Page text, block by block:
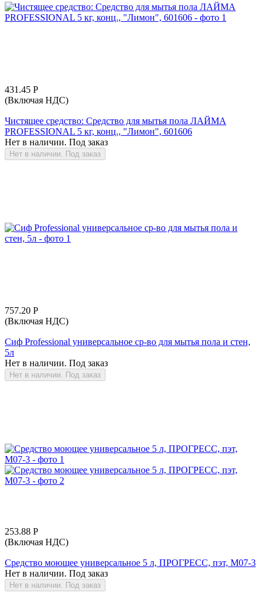
431.45 Р
(Включая НДС)
Чистящее средство: Средство для мытья пола ЛАЙМА
PROFESSIONAL 5 кг, конц., "Лимон", 601606
Нет в наличии. Под заказ
Нет в наличии. Под заказ
757.20 Р
(Включая НДС)
Сиф Professional универсальное ср-во для мытья пола и стен,
5л
Нет в наличии. Под заказ
Нет в наличии. Под заказ
253.88 Р
(Включая НДС)
Средство моющее универсальное 5 л, ПРОГРЕСС, пэт, М07-3
Нет в наличии. Под заказ
Нет в наличии. Под заказ